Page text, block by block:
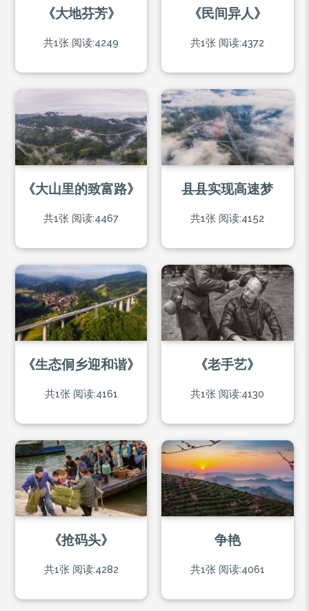
《大地芬芳》
共1张 阅读:4249
《民间异人》
共1张 阅读:4372
《大山里的致富路》
共1张 阅读:4467
县县实现高速梦
共1张 阅读:4152
《生态侗乡迎和谐》
共1张 阅读:4161
《老手艺》
共1张 阅读:4130
《抢码头》
共1张 阅读:4282
争艳
共1张 阅读:4061